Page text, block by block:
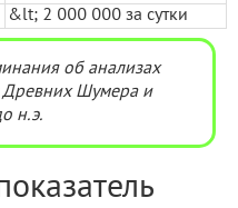
&lt; 2 000 000 за сутки
об анализах
Древних Шумера и
н.э.